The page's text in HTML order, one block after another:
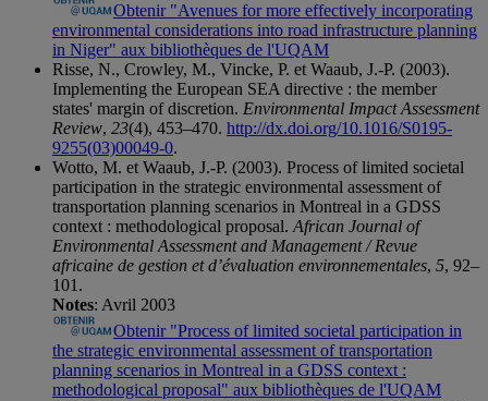
Obtenir "Avenues for more effectively incorporating
environmental considerations into road infrastructure planning
in Niger" aux bibliothèques de l'UQAM
Risse, N., Crowley, M., Vincke, P. et Waaub, J.-P. (2003).
Implementing the European SEA directive : the member
states' margin of discretion. Environmental Impact Assessment
Review, 23(4), 453–470. http://dx.doi.org/10.1016/S0195-
9255(03)00049-0.
Wotto, M. et Waaub, J.-P. (2003). Process of limited societal
participation in the strategic environmental assessment of
transportation planning scenarios in Montreal in a GDSS
context : methodological proposal. African Journal of
Environmental Assessment and Management / Revue
africaine de gestion et d’évaluation environnementales, 5, 92–
101.
Notes: Avril 2003
Obtenir "Process of limited societal participation in
the strategic environmental assessment of transportation
planning scenarios in Montreal in a GDSS context :
methodological proposal" aux bibliothèques de l'UQAM